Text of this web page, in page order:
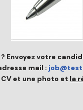
? Envoyez votre
mail :
et une photo et la